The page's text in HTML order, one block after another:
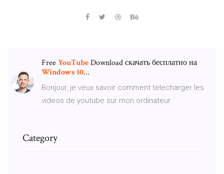
FreeYouTubeDownload скачать бесплатно на
Windows10...
Bonjour, je veux savoir comment telecharger les
videos de youtube sur mon ordinateur
Category